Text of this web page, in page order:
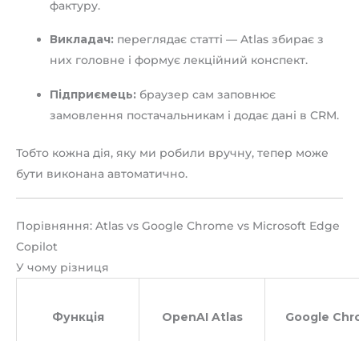
фактуру.
Викладач: переглядає статті — Atlas збирає з
них головне і формує лекційний конспект.
Підприємець: браузер сам заповнює
замовлення постачальникам і додає дані в CRM.
Тобто кожна дія, яку ми робили вручну, тепер може
бути виконана автоматично.
Порівняння: Atlas vs Google Chrome vs Microsoft Edge
Copilot
У чому різниця
Функція OpenAI Atlas Google